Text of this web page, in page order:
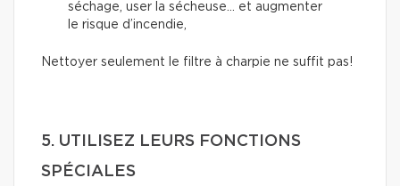
séchage, user la sécheuse… et augmenter
le risque d’incendie,
Nettoyer seulement le filtre à charpie ne suffit pas!
5. UTILISEZ LEURS FONCTIONS
SPÉCIALES